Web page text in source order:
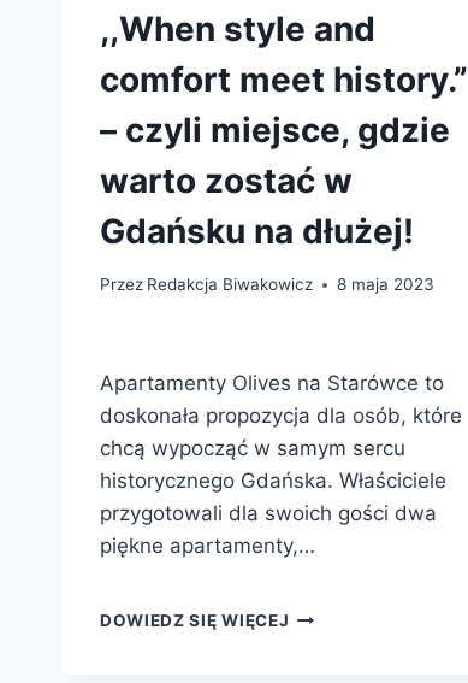
,,When style and
comfort meet history.”
– czyli miejsce, gdzie
warto zostać w
Gdańsku na dłużej!
Przez Redakcja Biwakowicz 8 maja 2023
Apartamenty Olives na Starówce to
doskonała propozycja dla osób, które
chcą wypocząć w samym sercu
historycznego Gdańska. Właściciele
przygotowali dla swoich gości dwa
piękne apartamenty,…
DOWIEDZ SIĘ WIĘCEJ OLIVES